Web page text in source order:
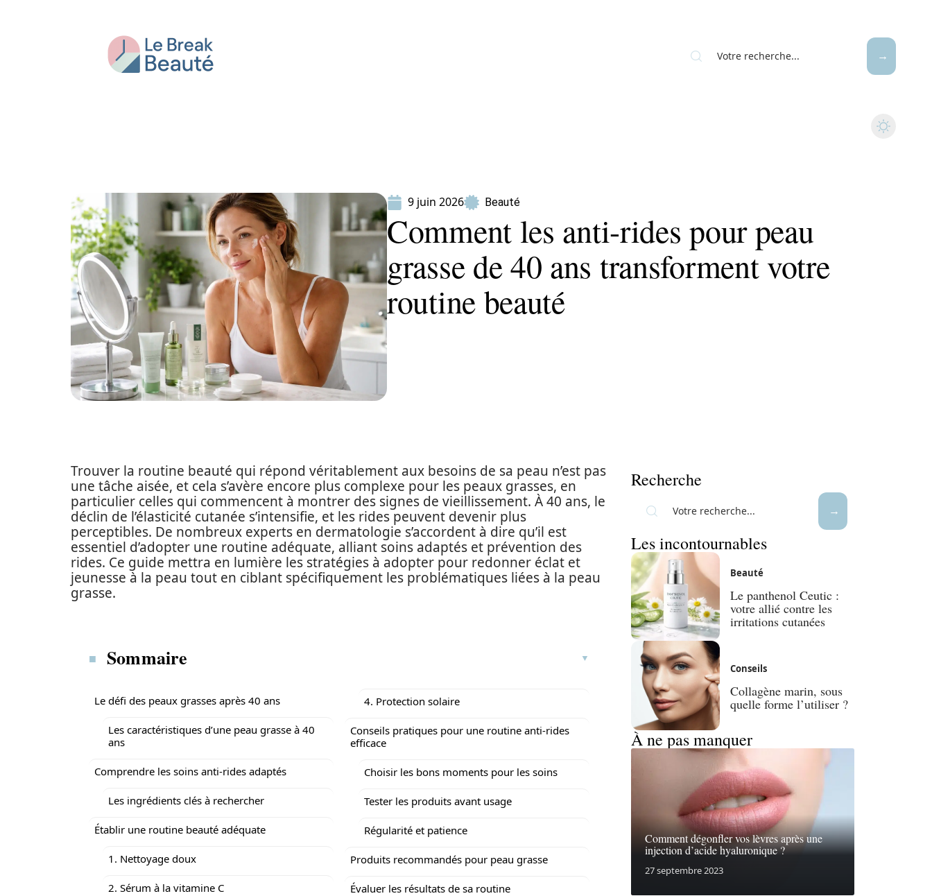
9 juin 2026 Beauté
Comment les anti-rides pour peau
grasse de 40 ans transforment votre
routine beauté
Trouver la routine beauté qui répond véritablement aux besoins de sa peau n’est pas
une tâche aisée, et cela s’avère encore plus complexe pour les peaux grasses, en
particulier celles qui commencent à montrer des signes de vieillissement. À 40 ans, le
déclin de l’élasticité cutanée s’intensifie, et les rides peuvent devenir plus
perceptibles. De nombreux experts en dermatologie s’accordent à dire qu’il est
essentiel d’adopter une routine adéquate, alliant soins adaptés et prévention des
rides. Ce guide mettra en lumière les stratégies à adopter pour redonner éclat et
jeunesse à la peau tout en ciblant spécifiquement les problématiques liées à la peau
grasse.
Sommaire
Le défi des peaux grasses après 40 ans
Les caractéristiques d’une peau grasse à 40
ans
Comprendre les soins anti-rides adaptés
Les ingrédients clés à rechercher
Établir une routine beauté adéquate
1. Nettoyage doux
2. Sérum à la vitamine C
4. Protection solaire
Conseils pratiques pour une routine anti-rides
efficace
Choisir les bons moments pour les soins
Tester les produits avant usage
Régularité et patience
Produits recommandés pour peau grasse
Évaluer les résultats de sa routine
Recherche
Les incontournables
Beauté
Le panthenol Ceutic :
votre allié contre les
irritations cutanées
Conseils
Collagène marin, sous
quelle forme l’utiliser ?
À ne pas manquer
Comment dégonfler vos lèvres après une
injection d’acide hyaluronique ?
27 septembre 2023